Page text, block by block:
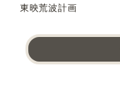
東映荒波計画